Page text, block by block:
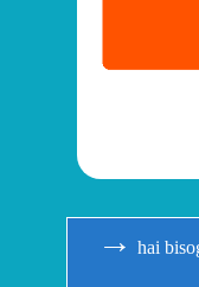
→ hai